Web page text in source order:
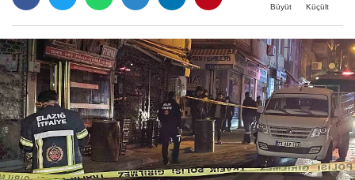
Büyüt Küçült